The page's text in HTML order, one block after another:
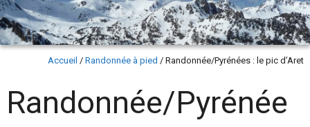
Accueil /Randonnée à pied /Randonnée/Pyrénées : le pic d’Aret
Randonnée/Pyrénée